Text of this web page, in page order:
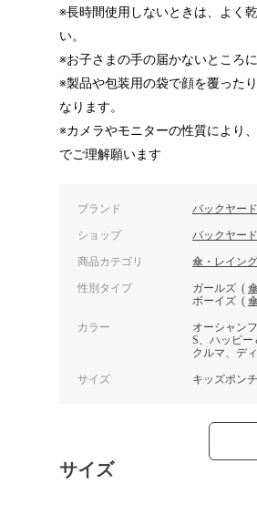
※長時間使用しないときは、よく
い。
※お子さまの手の届かないところ
※製品や包装用の袋で顔を覆った
なります。
※カメラやモニターの性質により
でご理解願います
ブランド バックヤー
ショップ バックヤー
商品カテゴリ 傘・レイン
性別タイプ ガールズ (
ボーイズ (
カラー
オーシャン
S、ハッピー
クルマ、デ
サイズ キッズポン
サイズ